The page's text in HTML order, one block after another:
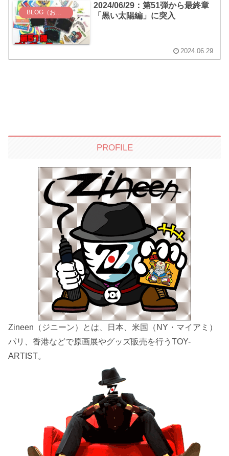
BLOG（お知らせ）
2024/06/29：第51弾から最終章
「黒い太陽編」に突入
2024.06.29
PROFILE
Zineen（ジニーン）とは、日本、米国（NY・マイアミ）
パリ、香港などで原画展やグッズ販売を行うTOY-
ARTIST。